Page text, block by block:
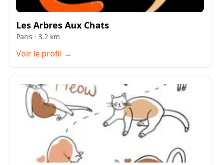
Les Arbres Aux Chats
Paris · 3.2 km
Voir le profil →